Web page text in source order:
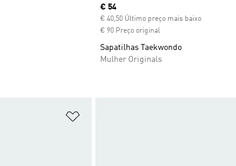
Current price
€ 54
€ 40,50 Último preço mais baixo
€ 90 Preço original
Sapatilhas Taekwondo
Mulher Originals